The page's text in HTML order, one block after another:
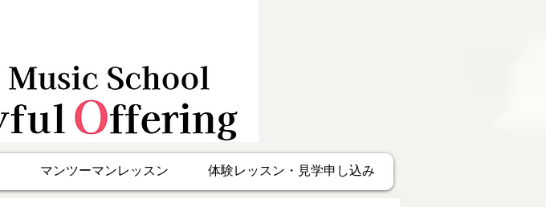
マンツーマンレッスン 体験レッスン・見学申し込み